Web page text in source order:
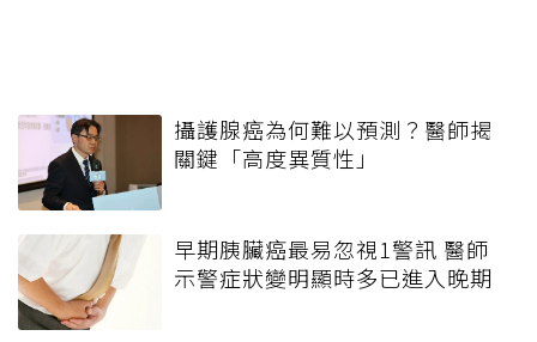
攝護腺癌為何難以預測？醫師揭
關鍵「高度異質性」
早期胰臟癌最易忽視1警訊 醫師
示警症狀變明顯時多已進入晚期